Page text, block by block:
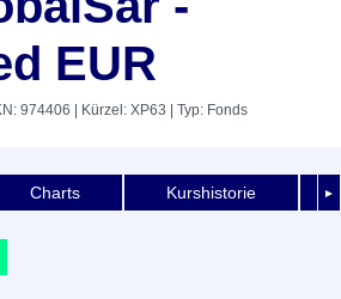
EUR
974406 | Kürzel: XP63 | Typ: Fonds
►
Charts Kurshistorie